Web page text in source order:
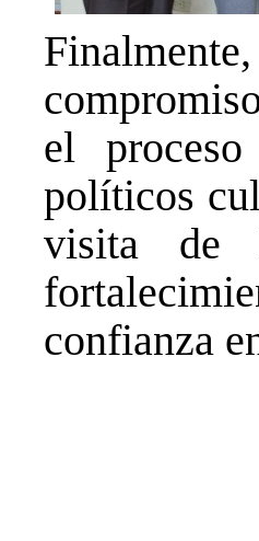
el
políticos
visita de
confianza